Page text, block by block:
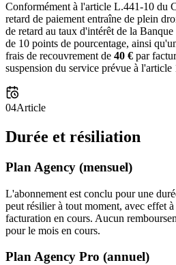
Conformément à l'article L.441-10 du
retard de paiement entraîne de plein
de retard au taux d'intérêt de la
de 10 points de pourcentage, ainsi
frais de recouvrement de 40 € par
suspension du service prévue à l'article
04Article
Durée et résiliation
Plan Agency (mensuel)
L'abonnement est conclu pour une
peut résilier à tout moment, avec effet
facturation en cours. Aucun
pour le mois en cours.
Plan Agency Pro (annuel)